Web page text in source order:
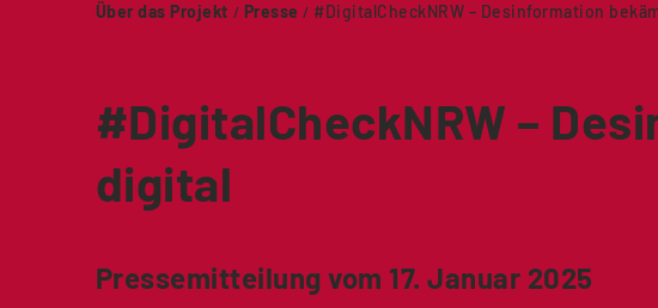
Über das Projekt Presse #DigitalCheckNRW – Desinformation
#DigitalCheckNRW –
digital
Pressemitteilung vom 17. Januar 2025